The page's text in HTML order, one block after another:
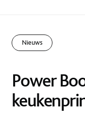
Nieuws
Power